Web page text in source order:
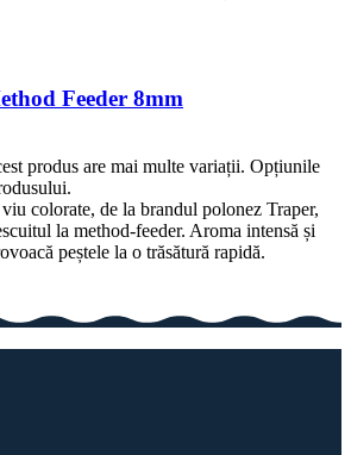
Feeder 8mm
produs are mai multe variații. Opțiunile
colorate, de la brandul polonez Traper,
la method-feeder. Aroma intensă și
peștele la o trăsătură rapidă.